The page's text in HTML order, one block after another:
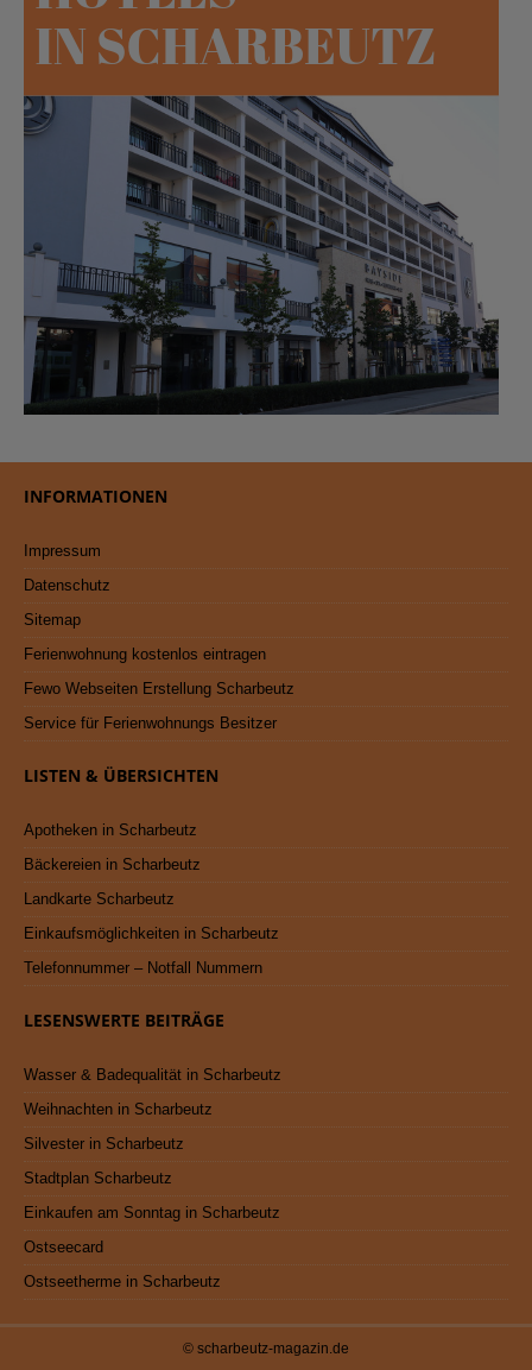
INFORMATIONEN
Impressum
Datenschutz
Sitemap
Ferienwohnung kostenlos eintragen
Fewo Webseiten Erstellung Scharbeutz
Service für Ferienwohnungs Besitzer
LISTEN & ÜBERSICHTEN
Apotheken in Scharbeutz
Bäckereien in Scharbeutz
Landkarte Scharbeutz
Einkaufsmöglichkeiten in Scharbeutz
Telefonnummer – Notfall Nummern
LESENSWERTE BEITRÄGE
Wasser & Badequalität in Scharbeutz
Weihnachten in Scharbeutz
Silvester in Scharbeutz
Stadtplan Scharbeutz
Einkaufen am Sonntag in Scharbeutz
Ostseecard
Ostseetherme in Scharbeutz
© scharbeutz-magazin.de